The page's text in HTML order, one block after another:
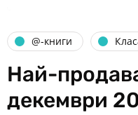
@-книги
Най-
декември